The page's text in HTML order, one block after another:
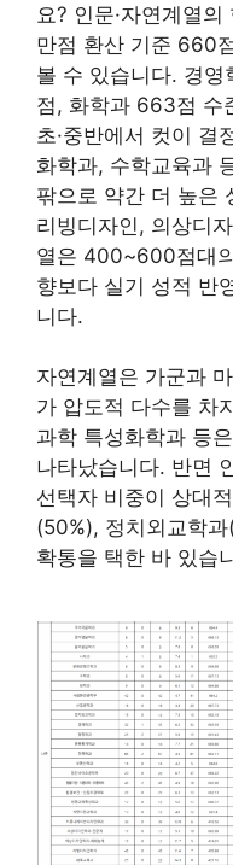
요? 인문·자연계열
만점 환산 기준 660
볼 수 있습니다. 경
점, 화학과 663점 수
초·중반에서 컷이 결
화학과, 수학교육과
팎으로 약간 더 높은
리빙디자인, 의상디
열은 400~600점대
향보다 실기 성적 반
니다.
자연계열은 가군과
가 압도적 다수를 차
과학 특성화학과 등
나타났습니다. 반면
선택자 비중이 상대
(50%), 정치외교학
확통을 택한 바 있습